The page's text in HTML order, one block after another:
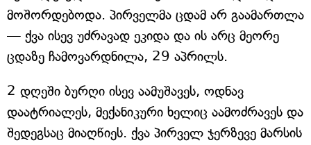
მოშორდებოდა. პირველმა ცდამ არ გაამართლა
— ქვა ისევ უძრავად ეკიდა და ის არც მეორე
ცდაზე ჩამოვარდნილა, 29 აპრილს.
2 დღეში ბურღი ისევ აამუშავეს, ოდნავ
დაატრიალეს, მექანიკური ხელიც აამოძრავეს და
შედეგსაც მიაღწიეს. ქვა პირველ ჯერზევე მარსის